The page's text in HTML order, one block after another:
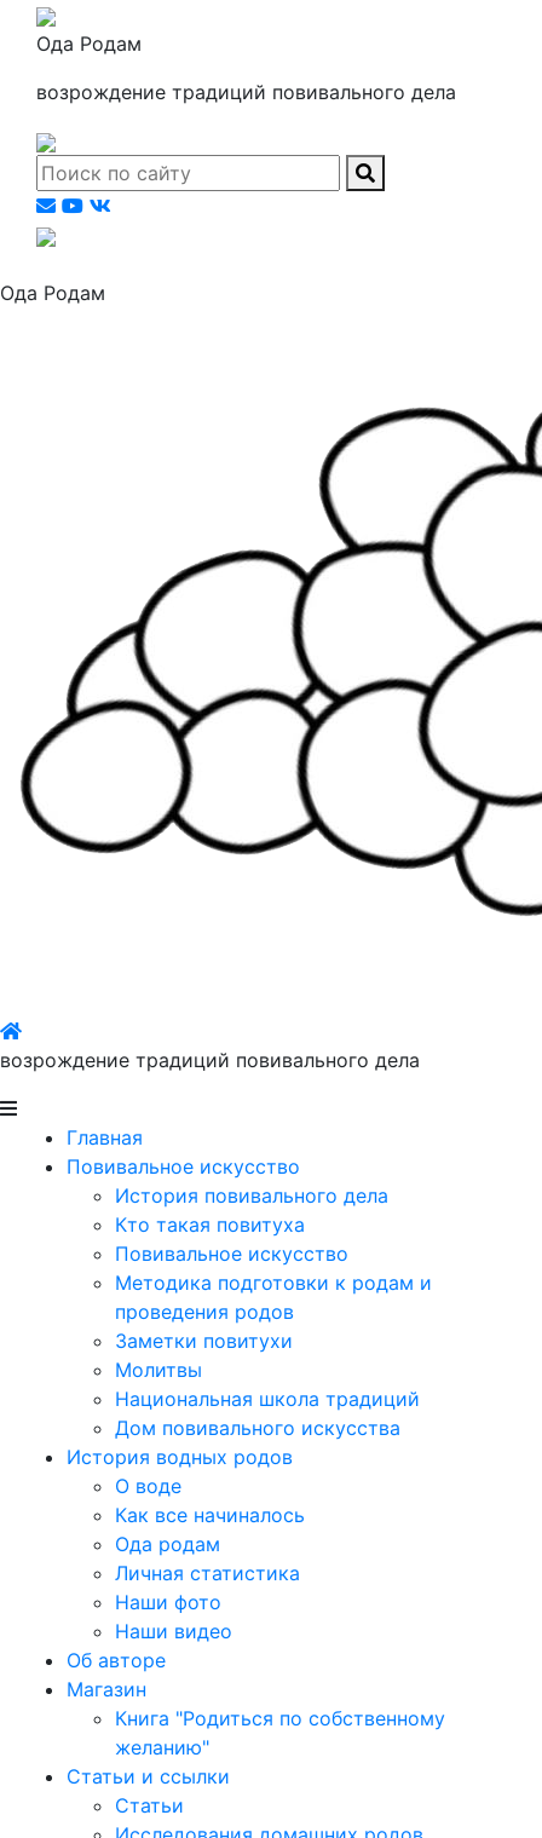
Ода Родам
возрождение традиций повивального дела
Ода Родам
возрождение традиций повивального дела
Главная
Повивальное искусство
История повивального дела
Кто такая повитуха
Повивальное искусство
Методика подготовки к родам и
проведения родов
Заметки повитухи
Молитвы
Национальная школа традиций
Дом повивального искусства
История водных родов
О воде
Как все начиналось
Ода родам
Личная статистика
Наши фото
Наши видео
Об авторе
Магазин
Книга "Родиться по собственному
желанию"
Статьи и ссылки
Статьи